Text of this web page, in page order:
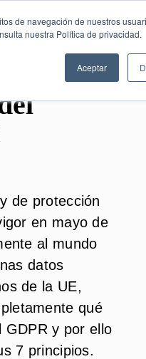
de navegación de nuestros
nuestra Política de privacidad.
Aceptar
de protección
en mayo de
al mundo
datos
de la UE,
qué
GDPR y por ello
7 principios.